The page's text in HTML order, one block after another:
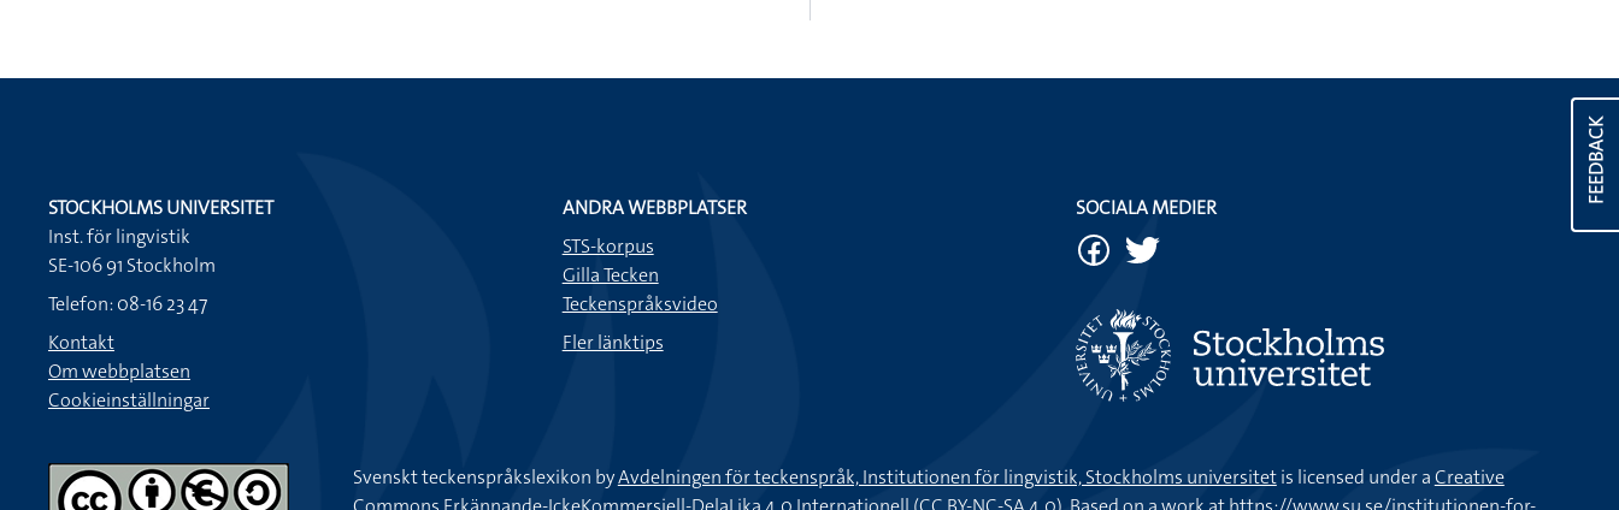
FEEDBACK
STOCKHOLMS UNIVERSITET
Inst. för lingvistik
SE-106 91 Stockholm
Telefon: 08-16 23 47
Kontakt
Om webbplatsen
Cookieinställningar
ANDRA WEBBPLATSER
STS-korpus
Gilla Tecken
Teckenspråksvideo
Fler länktips
SOCIALA MEDIER
Svenskt teckenspråkslexikon byAvdelningen för teckenspråk, Institutionen för lingvistik, Stockholms universitetis licensed under aCreative